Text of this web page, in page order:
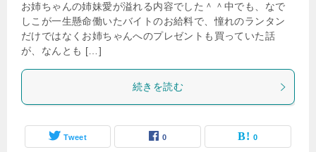
お姉ちゃんの姉妹愛が溢れる内容でした＾＾中でも、なで
しこが一生懸命働いたバイトのお給料で、憧れのランタン
だけではなくお姉ちゃんへのプレゼントも買っていた話
が、なんとも […]
続きを読む
Tweet 0 0